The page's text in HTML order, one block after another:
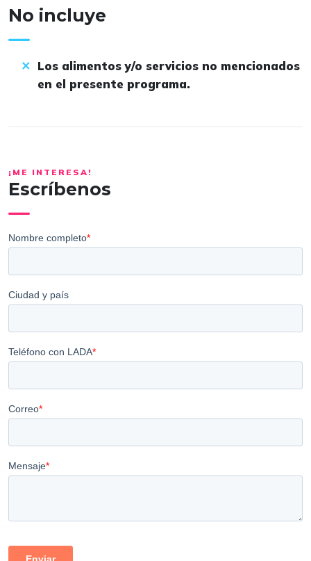
No incluye
Los alimentos y/o servicios no mencionados
en el presente programa.
¡ME INTERESA!
Escríbenos